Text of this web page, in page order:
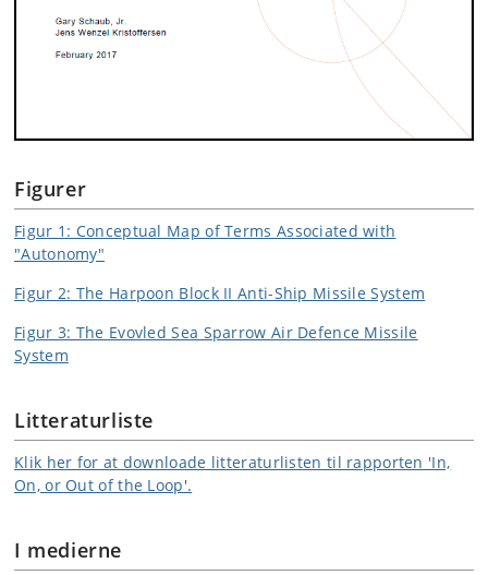
Figurer
Figur 1: Conceptual Map of Terms Associated with
"Autonomy"
Figur 2: The Harpoon Block II Anti-Ship Missile System
Figur 3: The Evovled Sea Sparrow Air Defence Missile
System
Litteraturliste
Klik her for at downloade litteraturlisten til rapporten 'In,
On, or Out of the Loop'.
I medierne